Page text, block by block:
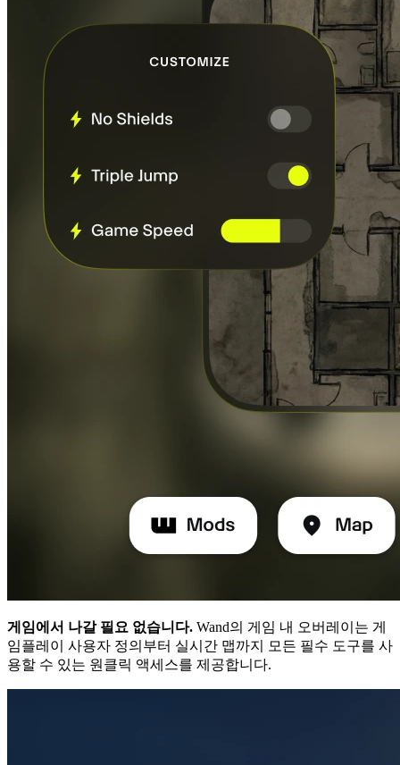
게임에서 나갈 필요 없습니다. Wand의 게임 내 오버레이는 게
임플레이 사용자 정의부터 실시간 맵까지 모든 필수 도구를 사
용할 수 있는 원클릭 액세스를 제공합니다.